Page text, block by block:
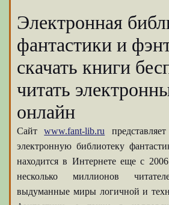
Электронная
фантастики и
скачать книги
читать
онлайн
Сайтwww.fant-lib.ru
электронную библиотеку
находится в Интернете еще с
несколько миллионов
выдуманные миры логичной и